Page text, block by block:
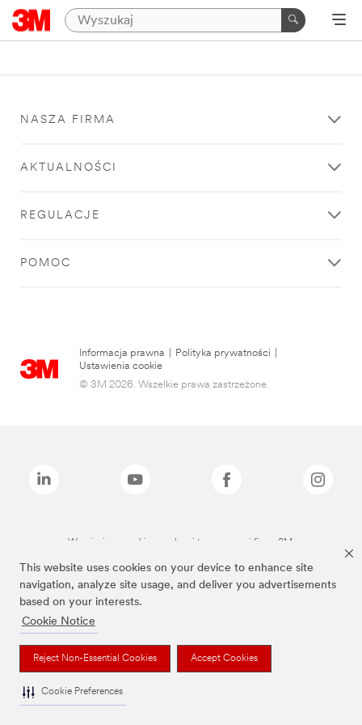
This website uses cookies on your device to enhance site
navigation, analyze site usage, and deliver you advertisements
based on your interests.
Cookie Notice
Reject Non-Essential Cookies Accept Cookies
Cookie Preferences
NASZA FIRMA
AKTUALNOŚCI
REGULACJE
POMOC
Informacja prawna Polityka prywatności
Ustawienia cookie
© 3M 2026. Wszelkie prawa zastrzeżone.
Wymienione marki są znakami towarowymi firmy 3M.